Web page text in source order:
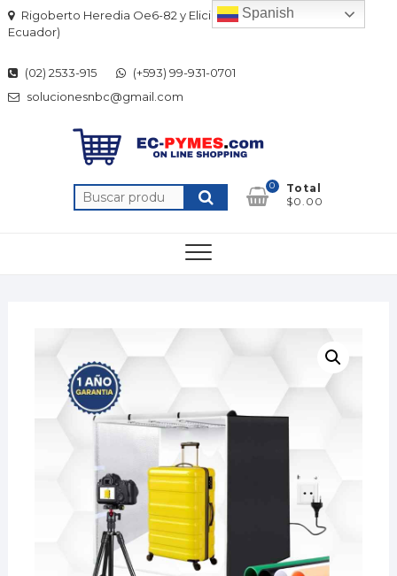
Skip
to
Rigoberto Heredia Oe6-82 y Elicio Flor (Quito-
Ecuador)
(02) 2533-915
(+593) 99-931-0701
solucionesnbc@gmail.com
Buscar
por:
0
Total
$0.00
Spanish